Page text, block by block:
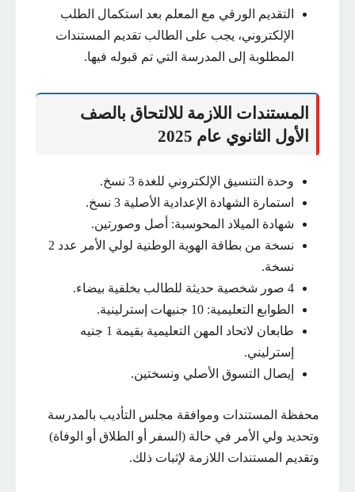
التقديم الورقي مع المعلم بعد استكمال الطلب
الإلكتروني، يجب على الطالب تقديم المستندات
المطلوبة إلى المدرسة التي تم قبوله فيها.
المستندات اللازمة للالتحاق بالصف
الأول الثانوي عام 2025
وحدة التنسيق الإلكتروني للغدة 3 نسخ.
استمارة الشهادة الإعدادية الأصلية 3 نسخ.
شهادة الميلاد المحوسبة: أصل وصورتين.
نسخة من بطاقة الهوية الوطنية لولي الأمر عدد 2
نسخة.
4 صور شخصية حديثة للطالب بخلفية بيضاء.
الطوابع التعليمية: 10 جنيهات إسترلينية.
طابعان لاتحاد المهن التعليمية بقيمة 1 جنيه
إسترليني.
إيصال التسوق الأصلي ونسختين.
محفظة المستندات وموافقة مجلس التأديب بالمدرسة
وتحديد ولي الأمر في حالة (السفر أو الطلاق أو الوفاة)
وتقديم المستندات اللازمة لإثبات ذلك.